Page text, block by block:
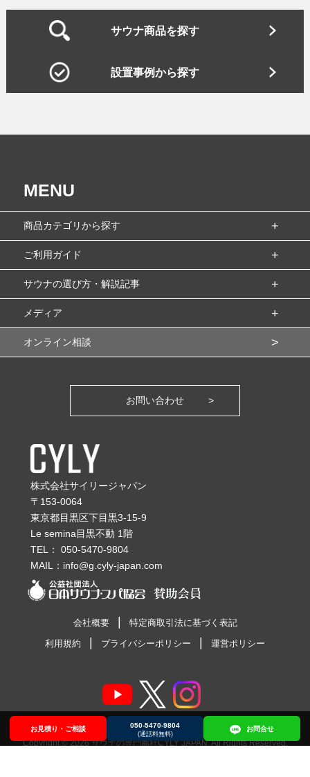
お見積り・ご相談 050-5470-9804
(通話料無料)
お問合せ
サウナ商品を探す
設置事例から探す
MENU
商品カテゴリから探す
ご利用ガイド
サウナの選び方・解説記事
メディア
オンライン相談
お問い合わせ
株式会社サイリージャパン
〒153-0064
東京都目黒区下目黒3-15-9
Le semina目黒不動 1階
TEL： 050-5470-9804
MAIL： info@g.cyly-japan.com
会社概要
特定商取引法に基づく表記
利用規約
プライバシーポリシー 運営ポリシー
Copyright © 2026サウナの専門商社CYLY JAPAN. All Rights Reserved.
お見積り・ご相談 050-5470-9804 お問合せ